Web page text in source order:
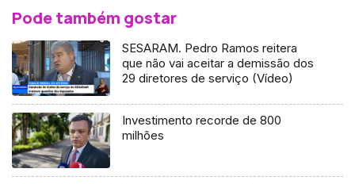
Pode também gostar
SESARAM. Pedro Ramos reitera
que não vai aceitar a demissão dos
29 diretores de serviço (Vídeo)
Investimento recorde de 800
milhões